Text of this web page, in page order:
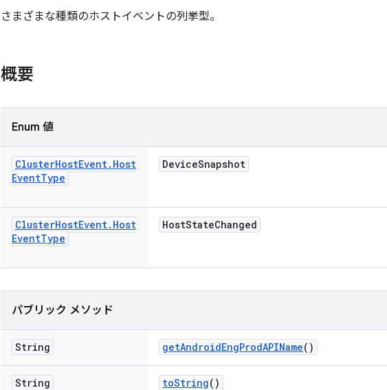
さまざまな種類のホストイベントの列挙型。
概要
Enum 値
ClusterHostEvent. Host
EventType
DeviceSnapshot
ClusterHostEvent. Host
EventType
HostStateChanged
パブリック メソッド
String getAndroidEngProdAPIName()
String toString()